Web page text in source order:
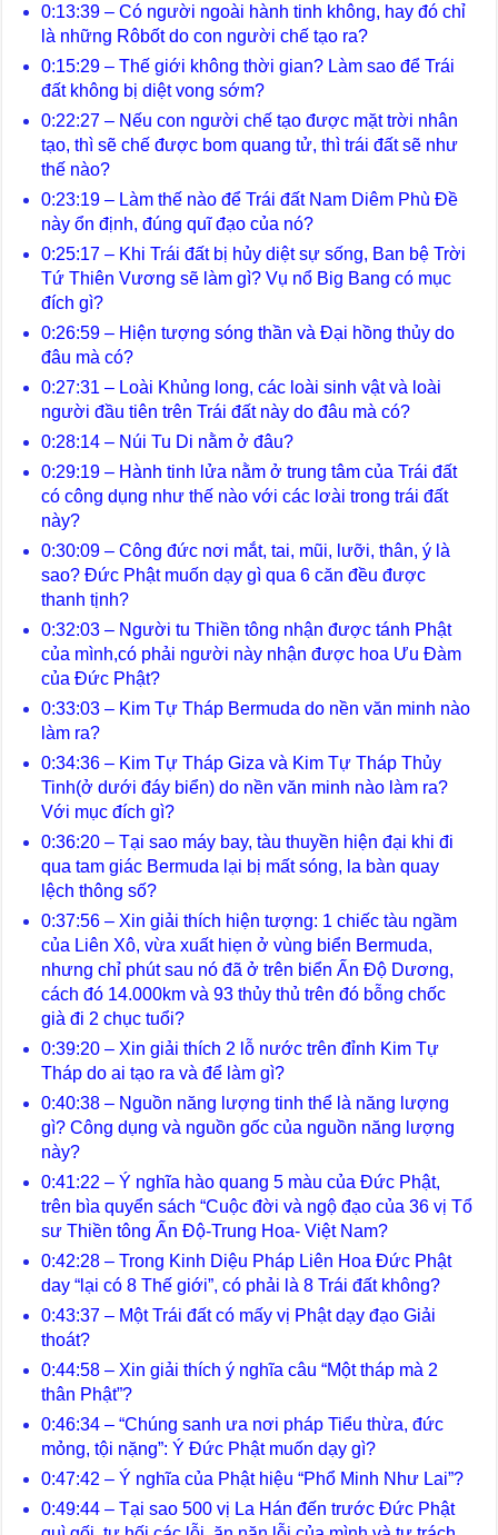
0:13:39 – Có người ngoài hành tinh không, hay đó chỉ
là những Rôbốt do con người chế tạo ra?
0:15:29 – Thế giới không thời gian? Làm sao để Trái
đất không bị diệt vong sớm?
0:22:27 – Nếu con người chế tạo được mặt trời nhân
tạo, thì sẽ chế được bom quang tử, thì trái đất sẽ như
thế nào?
0:23:19 – Làm thế nào để Trái đất Nam Diêm Phù Đề
này ổn định, đúng quĩ đạo của nó?
0:25:17 – Khi Trái đất bị hủy diệt sự sống, Ban bệ Trời
Tứ Thiên Vương sẽ làm gì? Vụ nổ Big Bang có mục
đích gì?
0:26:59 – Hiện tượng sóng thần và Đại hồng thủy do
đâu mà có?
0:27:31 – Loài Khủng long, các loài sinh vật và loài
người đầu tiên trên Trái đất này do đâu mà có?
0:28:14 – Núi Tu Di nằm ở đâu?
0:29:19 – Hành tinh lửa nằm ở trung tâm của Trái đất
có công dụng như thế nào với các lơài trong trái đất
này?
0:30:09 – Công đức nơi mắt, tai, mũi, lưỡi, thân, ý là
sao? Đức Phật muốn dạy gì qua 6 căn đều được
thanh tịnh?
0:32:03 – Người tu Thiền tông nhận được tánh Phật
của mình,có phải người này nhận được hoa Ưu Đàm
của Đức Phật?
0:33:03 – Kim Tự Tháp Bermuda do nền văn minh nào
làm ra?
0:34:36 – Kim Tự Tháp Giza và Kim Tự Tháp Thủy
Tinh(ở dưới đáy biển) do nền văn minh nào làm ra?
Với mục đích gì?
0:36:20 – Tại sao máy bay, tàu thuyền hiện đại khi đi
qua tam giác Bermuda lại bị mất sóng, la bàn quay
lệch thông số?
0:37:56 – Xin giải thích hiện tượng: 1 chiếc tàu ngầm
của Liên Xô, vừa xuất hiẹn ở vùng biển Bermuda,
nhưng chỉ phút sau nó đã ở trên biển Ấn Độ Dương,
cách đó 14.000km và 93 thủy thủ trên đó bỗng chốc
già đi 2 chục tuổi?
0:39:20 – Xin giải thích 2 lỗ nước trên đỉnh Kim Tự
Tháp do ai tạo ra và để làm gì?
0:40:38 – Nguồn năng lượng tinh thể là năng lượng
gì? Công dụng và nguồn gốc của nguồn năng lượng
này?
0:41:22 – Ý nghĩa hào quang 5 màu của Đức Phật,
trên bìa quyển sách “Cuộc đời và ngộ đạo của 36 vị Tổ
sư Thiền tông Ấn Độ-Trung Hoa- Việt Nam?
0:42:28 – Trong Kinh Diệu Pháp Liên Hoa Đức Phật
day “lại có 8 Thế giới”, có phải là 8 Trái đất không?
0:43:37 – Một Trái đất có mấy vị Phật dạy đạo Giải
thoát?
0:44:58 – Xin giải thích ý nghĩa câu “Một tháp mà 2
thân Phật”?
0:46:34 – “Chúng sanh ưa nơi pháp Tiểu thừa, đức
mỏng, tội nặng”: Ý Đức Phật muốn dạy gì?
0:47:42 – Ý nghĩa của Phật hiệu “Phổ Minh Như Lai”?
0:49:44 – Tại sao 500 vị La Hán đến trước Đức Phật